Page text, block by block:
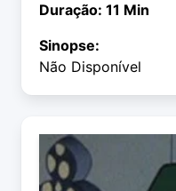
Duração: 11 Min
Sinopse:
Não Disponível